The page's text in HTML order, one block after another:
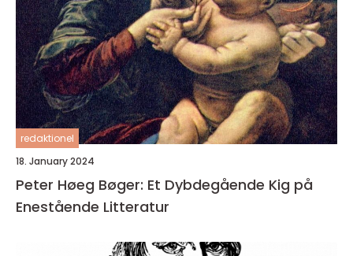
redaktionel
18. January 2024
Peter Høeg Bøger: Et Dybdegående Kig på
Enestående Litteratur